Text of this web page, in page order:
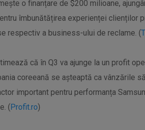
o finanțare de $200 milioane,
îmbunătățirea experienței clienților
respectiv a business-ului de reclame. (
că în Q3 va ajunge la un profit
coreeană se așteaptă ca vânzările
important pentru performanța
(Profit.ro)